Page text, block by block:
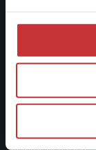
226 60 Lund
Kundservice
Kontakta